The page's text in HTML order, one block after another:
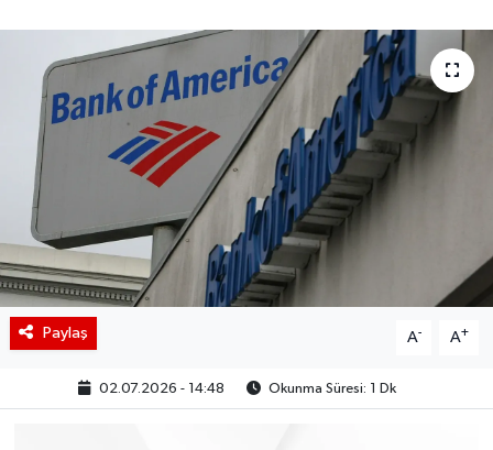
Paylaş A- A+
02.07.2026 - 14:48 Okunma Süresi: 1 Dk
Coin Isı Haritası
Ekonomik Takvim
Kiripto Para Piyasası
Gizlilik Sözleşmesi
Hakkımızda
İletişim